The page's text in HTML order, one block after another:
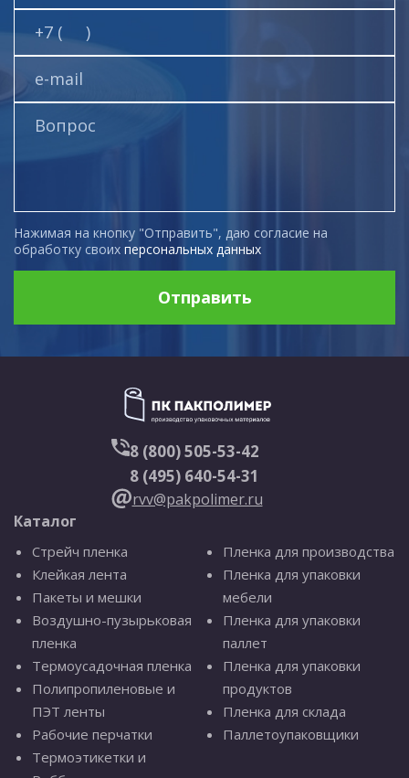
Нажимая на кнопку "Отправить", даю согласие на
обработку своих персональных данных
Отправить
8 (800) 505-53-42
8 (495) 640-54-31
rvv@pakpolimer.ru
Каталог
Стрейч пленка
Клейкая лента
Пакеты и мешки
Воздушно-пузырьковая
пленка
Термоусадочная пленка
Полипропиленовые и
ПЭТ ленты
Рабочие перчатки
Термоэтикетки и
Пленка для производства
Пленка для упаковки
мебели
Пленка для упаковки
паллет
Пленка для упаковки
продуктов
Пленка для склада
Паллетоупаковщики